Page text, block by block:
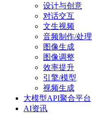
设计与创意
对话交互
文生视频
音频制作/处理
图像生成
图像调整
效率提升
引擎/模型
视频生成
大模型API聚合平台
AI资讯